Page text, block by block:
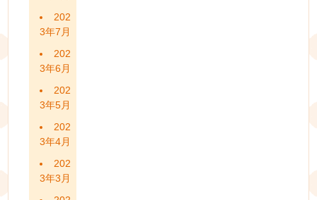
202
3年7月
202
3年6月
202
3年5月
202
3年4月
202
3年3月